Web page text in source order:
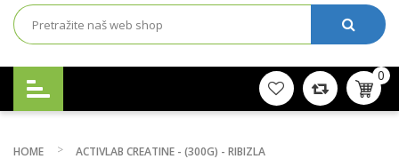
0
HOME ACTIVLAB CREATINE - (300G) - RIBIZLA